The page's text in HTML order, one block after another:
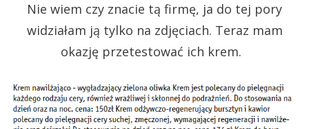
Nie wiem czy znacie tą firmę, ja do tej pory
widziałam ją tylko na zdjęciach. Teraz mam
okazję przetestować ich krem.